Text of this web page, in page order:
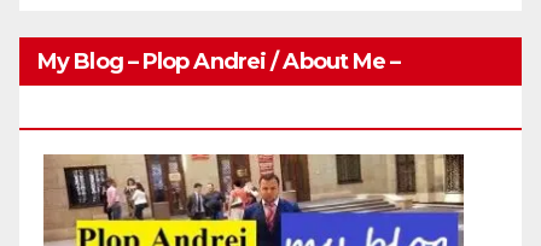
My Blog – Plop Andrei / About Me –